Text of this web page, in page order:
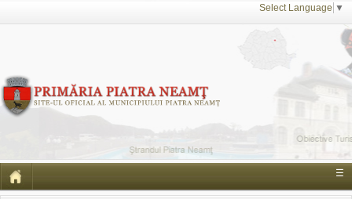
Select Language ▼
☰